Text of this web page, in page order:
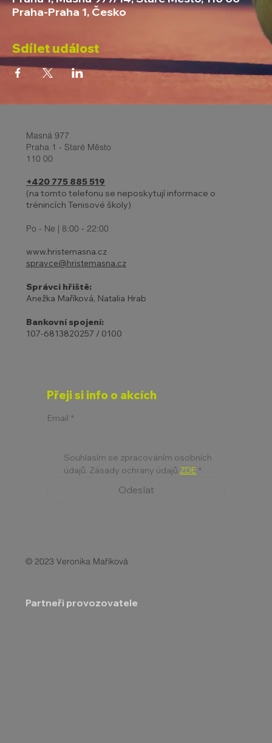
Praha-Praha 1, Česko
Sdílet událost
Masná 977
Praha 1 - Staré Město
110 00
+420 775 885 519
(na tomto telefonu se neposkytují informace o
trénincích Tenisové školy)
Po - Ne | 8:00 - 22:00
www.hristemasna.cz
spravce@hristemasna.cz
Správci hřiště:
Anežka Maříková, Natalia Hrab
Bankovní spojení:
107-6813820257 / 0100
Přeji si info o akcích
Email *
Souhlasím se zpracováním osobních
údajů. Zásady ochrany údajů ZDE *
Odeslat
© 2023 Veronika Maříková
Partneři provozovatele